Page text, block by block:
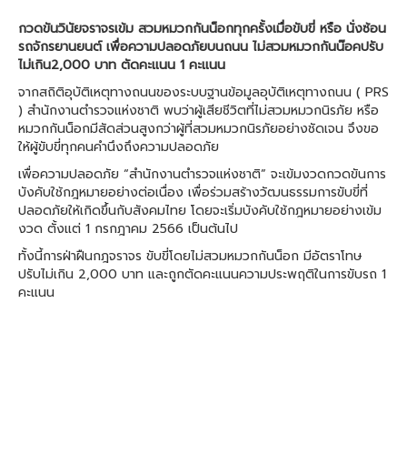
กวดขันวินัยจราจรเข้ม สวมหมวกกันน็อกทุกครั้งเมื่อขับขี่ หรือ นั่งซ้อน
รถจักรยานยนต์ เพื่อความปลอดภัยบนถนน ไม่สวมหมวกกันน๊อคปรับ
ไม่เกิน2,000 บาท ตัดคะแนน 1 คะแนน
จากสถิติอุบัติเหตุทางถนนของระบบฐานข้อมูลอุบัติเหตุทางถนน ( PRS
) สำนักงานตำรวจแห่งชาติ พบว่าผู้เสียชีวิตที่ไม่สวมหมวกนิรภัย หรือ
หมวกกันน็อกมีสัดส่วนสูงกว่าผู้ที่สวมหมวกนิรภัยอย่างชัดเจน จึงขอ
ให้ผู้ขับขี่ทุกคนคำนึงถึงความปลอดภัย
เพื่อความปลอดภัย “สำนักงานตำรวจแห่งชาติ” จะเข้มงวดกวดขันการ
บังคับใช้กฎหมายอย่างต่อเนื่อง เพื่อร่วมสร้างวัฒนธรรมการขับขี่ที่
ปลอดภัยให้เกิดขึ้นกับสังคมไทย โดยจะเริ่มบังคับใช้กฎหมายอย่างเข้ม
งวด ตั้งแต่ 1 กรกฎาคม 2566 เป็นต้นไป
ทั้งนี้การฝ่าฝืนกฎจราจร ขับขี่โดยไม่สวมหมวกกันน็อก มีอัตราโทษ
ปรับไม่เกิน 2,000 บาท และถูกตัดคะแนนความประพฤติในการขับรถ 1
คะแนน